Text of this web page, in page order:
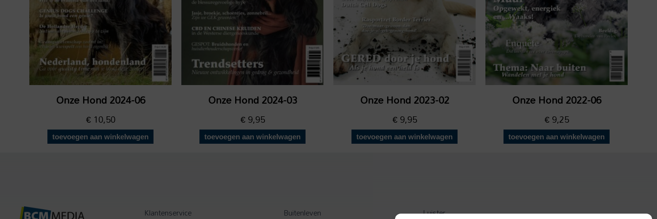
Onze Hond 2024-06
€10,50
toevoegen aan winkelwagen
Onze Hond 2024-03
€9,95
toevoegen aan winkelwagen
Onze Hond 2023-02
€9,95
toevoegen aan winkelwagen
Onze Hond 2022-06
€9,25
toevoegen aan winkelwagen
Klantenservice
Buitenleven
Luister